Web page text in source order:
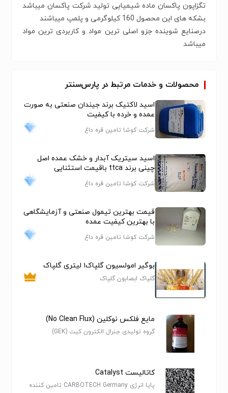
تگزاپون پاکسان ماده شیمیایی تولید شرکت پاکسان میباشد
بشکه های این محصول 160 کیلوگرمی و پلمپ میباشند
درصنایع شوینده جزو اصلی ترین مواد و کاربردی ترین مواد
میباشد
محصولات و خدمات مرتبط در پارس‌سنتر
اسید لاکتیک برند جیندان صنعتی به صورت
عمده و خرده با کیفیت
شرکت کوشا تامین قره داغ
اسید سیتریک آبدار و خشک عمده اصل
چینی برند ttca باقیمت استثنایی
شرکت کوشا تامین قره داغ
قیمت بهترین تیمول صنعتی و آزمایشگاهی
با بهترین کیفیت عمده
شرکت کوشا تامین قره داغ
بوگیر امولسیون گلپاک١ لیتری گلپاک
گلپاک ابصابون گلپاک
مایع فلکس نوکلین (No Clean Flux)
گروه تولیدی جنرال الکترون کیت (GEK)
کاتالیست Catalyst
پایا انرژی CARBOTECH Germany تامین کننده